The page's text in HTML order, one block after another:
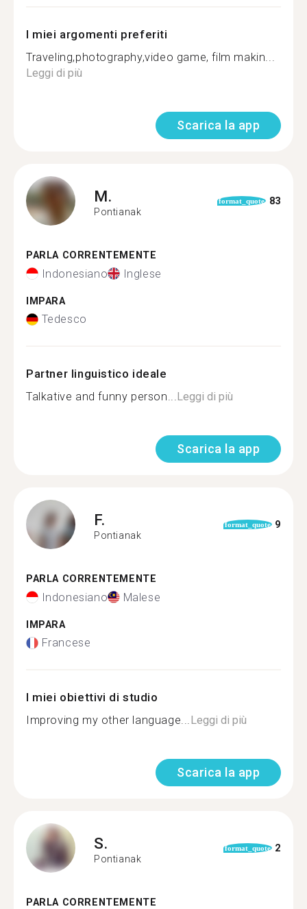
I miei argomenti preferiti
Traveling,photography,video game, film makin...
Leggi di più
Scarica la app
M.
Pontianak
format_quote 83
PARLA CORRENTEMENTE
Indonesiano Inglese
IMPARA
Tedesco
Partner linguistico ideale
Talkative and funny person...Leggi di più
Scarica la app
F.
Pontianak
format_quote 9
PARLA CORRENTEMENTE
Indonesiano Malese
IMPARA
Francese
I miei obiettivi di studio
Improving my other language...Leggi di più
Scarica la app
S.
Pontianak
format_quote 2
PARLA CORRENTEMENTE